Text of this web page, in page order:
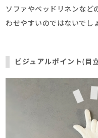
ソファやベッドリネンなど
わせやすいのではないでし
ビジュアルポイント(目